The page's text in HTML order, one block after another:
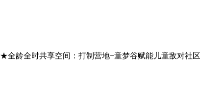
★全龄全时共享空间：打制营地+童梦谷赋能儿童敌对社